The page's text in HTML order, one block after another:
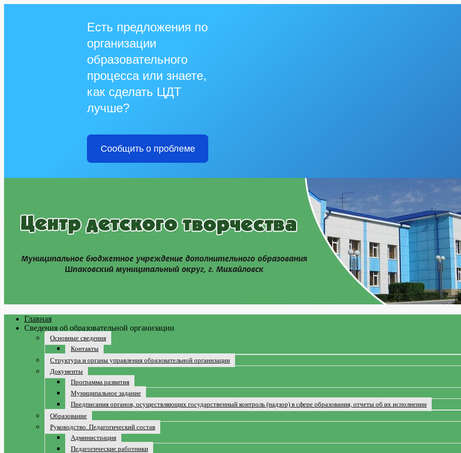
Есть предложения по
организации
образовательного
процесса или знаете,
как сделать ЦДТ
лучше?
Сообщить о проблеме
Главная
Сведения об образовательной организации
Основные сведения
Контакты
Структура и органы управления образовательной организации
Документы
Программа развития
Муниципальное задание
Предписания органов, осуществляющих государственный контроль (надзор) в сфере образования, отчеты об их исполнении
Образование
Руководство. Педагогический состав
Администрация
Педагогические работники